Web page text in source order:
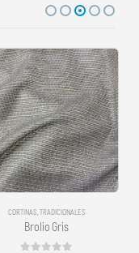
CORTINAS,TRADICIONALES
Brolio Gris